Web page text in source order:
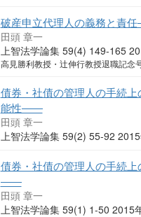
破産申立代理人の義務と責
田頭 章一
上智法学論集 59(4) 149-165
高見勝利教授・辻伸行教授退職記念
債券・社債の管理人の手続
能性――
田頭 章一
上智法学論集 59(2) 55-92
債券・社債の管理人の手続
――
田頭 章一
上智法学論集 59(1) 1-50 2015